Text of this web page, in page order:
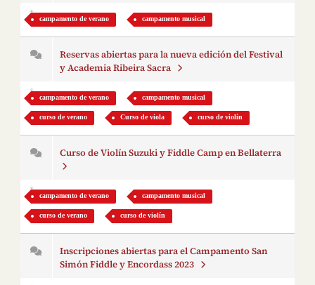
campamento de verano campamento musical
Reservas abiertas para la nueva edición del Festival
y Academia Ribeira Sacra
campamento de verano campamento musical
curso de verano Curso de viola curso de violín
Curso de Violín Suzuki y Fiddle Camp en Bellaterra
campamento de verano campamento musical
curso de verano curso de violín
Inscripciones abiertas para el Campamento San
Simón Fiddle y Encordass 2023